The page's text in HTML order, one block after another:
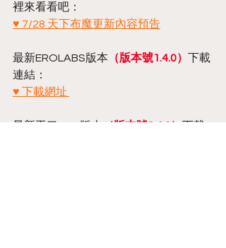
裡來看看吧：
♥ 7/28 天下布魔更新內容預告
最新EROLABS版本 （版本號1.4.0） 下載
連結：
♥ 下載網址
最新工口.R18版本 （版本號1.4.0） 下載